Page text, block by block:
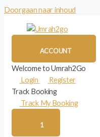
Doorgaan naar inhoud
ACCOUNT
Welcome to Umrah2Go
Login
Register
Track Booking
Track My Booking
1